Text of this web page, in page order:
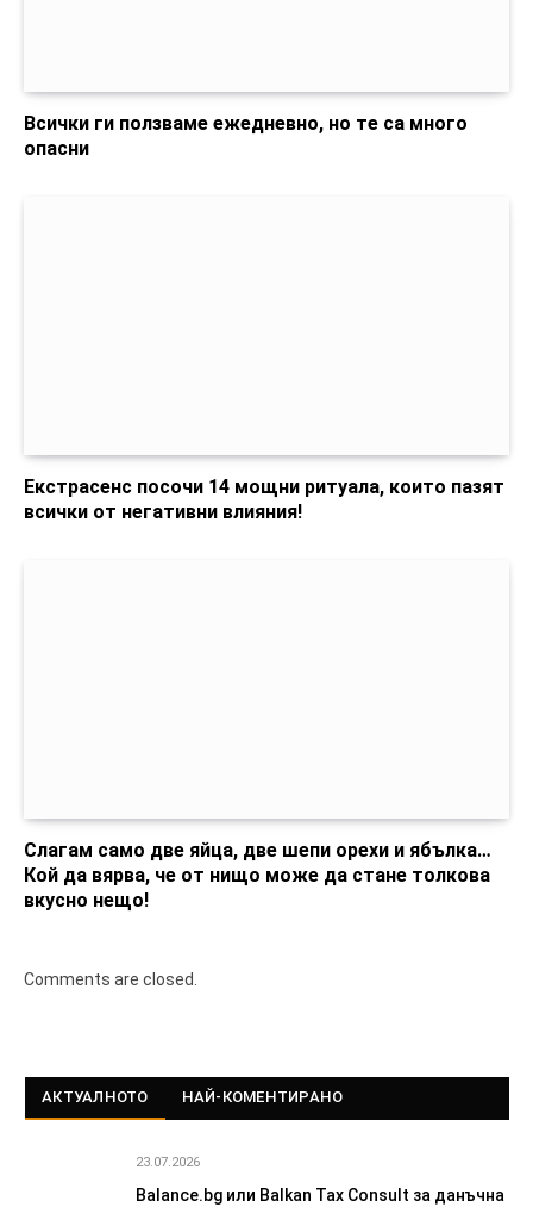
Всички ги ползваме ежедневно, но те са много
опасни
Екстрасенс посочи 14 мощни ритуала, които пазят
всички от негативни влияния!
Слагам само две яйца, две шепи орехи и ябълка…
Кой да вярва, че от нищо може да стане толкова
вкусно нещо!
Comments are closed.
АКТУАЛНОТО НАЙ-КОМЕНТИРАНО
23.07.2026
Balance.bg или Balkan Tax Consult за данъчна